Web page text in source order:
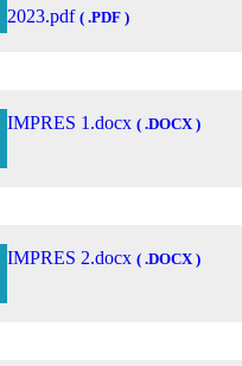
2023.pdf ( .PDF )
IMPRES 1.docx ( .DOCX )
IMPRES 2.docx ( .DOCX )